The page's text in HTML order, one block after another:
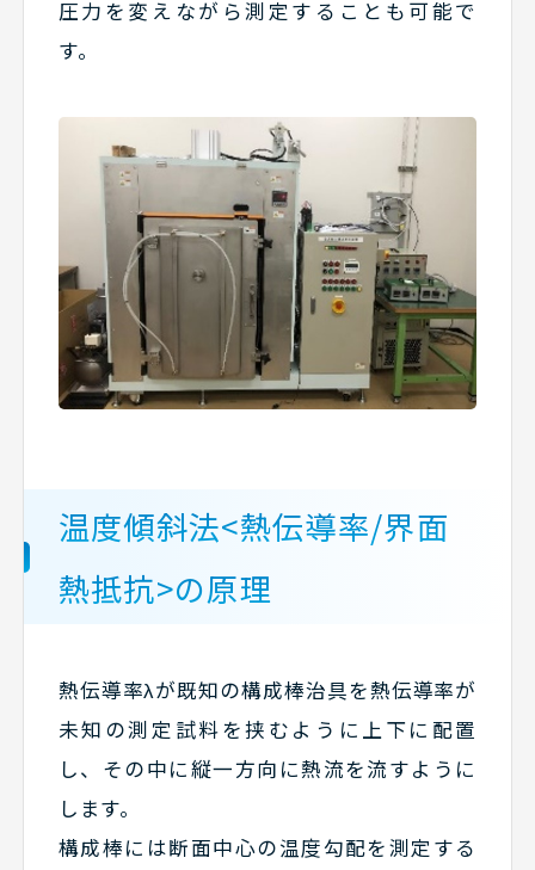
圧力を変えながら測定することも可能で
す。
温度傾斜法<熱伝導率/界面
熱抵抗>の原理
熱伝導率λが既知の構成棒治具を熱伝導率が
未知の測定試料を挟むように上下に配置
し、その中に縦一方向に熱流を流すように
します。
構成棒には断面中心の温度勾配を測定する